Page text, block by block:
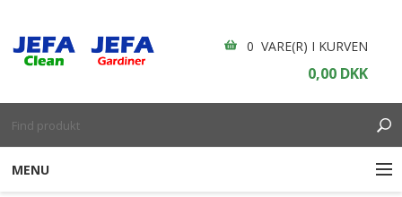
0 VARE(R) I KURVEN
0,00 DKK
MENU